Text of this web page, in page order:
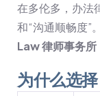
在多伦多，办法
和“沟通顺畅度”
Law 律师事务所
为什么选